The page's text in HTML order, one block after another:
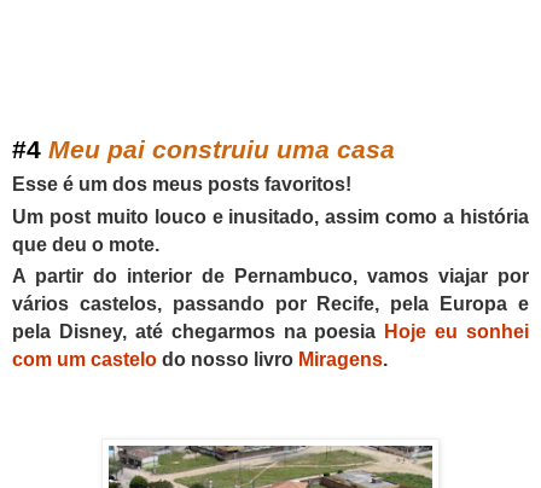
#4 Meu pai construiu uma casa
Esse é um dos meus posts favoritos!
Um post muito louco e inusitado, assim como a história
que deu o mote.
A partir do interior de Pernambuco, vamos viajar por
vários castelos, passando por Recife, pela Europa e
pela Disney, até chegarmos na poesia Hoje eu sonhei
com um castelo do nosso livro Miragens.